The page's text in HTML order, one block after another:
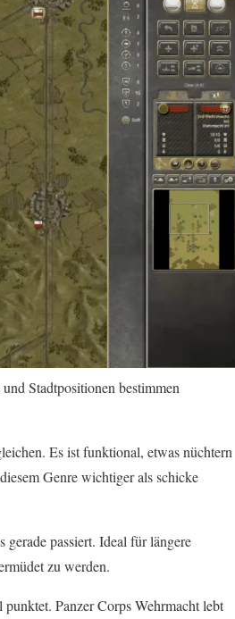
Stadtpositionen bestimmen
Es ist funktional, etwas nüchtern
Genre wichtiger als schicke
passiert. Ideal für längere
zu werden.
Panzer Corps Wehrmacht lebt